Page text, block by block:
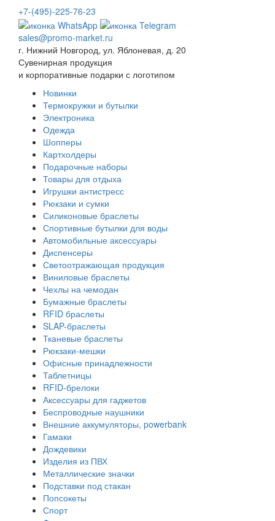
+7-(495)-225-76-23
sales@promo-market.ru
г. Нижний Новгород, ул. Яблоневая, д. 20
Сувенирная продукция
и корпоративные подарки с логотипом
Новинки
Термокружки и бутылки
Электроника
Одежда
Шопперы
Картхолдеры
Подарочные наборы
Товары для отдыха
Игрушки антистресс
Рюкзаки и сумки
Силиконовые браслеты
Спортивные бутылки для воды
Автомобильные аксессуары
Диспенсеры
Светоотражающая продукция
Виниловые браслеты
Чехлы на чемодан
Бумажные браслеты
RFID браслеты
SLAP-браслеты
Тканевые браслеты
Рюкзаки-мешки
Офисные принадлежности
Таблетницы
RFID-брелоки
Аксессуары для гаджетов
Беспроводные наушники
Внешние аккумуляторы, powerbank
Гамаки
Дождевики
Изделия из ПВХ
Металлические значки
Подставки под стакан
Попсокеты
Спорт